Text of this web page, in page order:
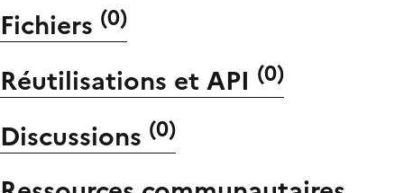
Fichiers (0)
Réutilisations et API (0)
Discussions (0)